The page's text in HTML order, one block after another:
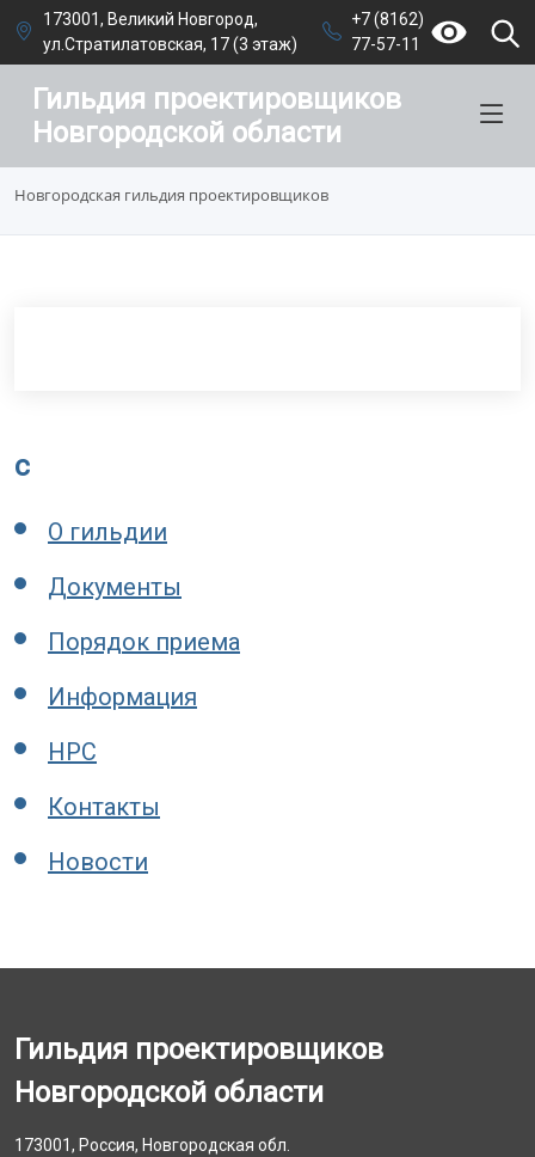
173001, Великий Новгород,
ул.Стратилатовская, 17 (3 этаж)
+7 (8162)
77-57-11
Гильдия проектировщиков
Новгородской области
Новгородская гильдия проектировщиков
c
О гильдии
Документы
Порядок приема
Информация
НРС
Контакты
Новости
Гильдия проектировщиков
Новгородской области
173001, Россия, Новгородская обл.